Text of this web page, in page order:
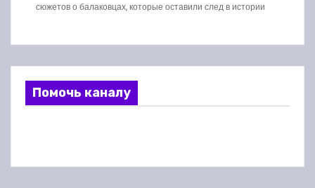
сюжетов о балаковцах, которые оставили след в истории
Помочь каналу